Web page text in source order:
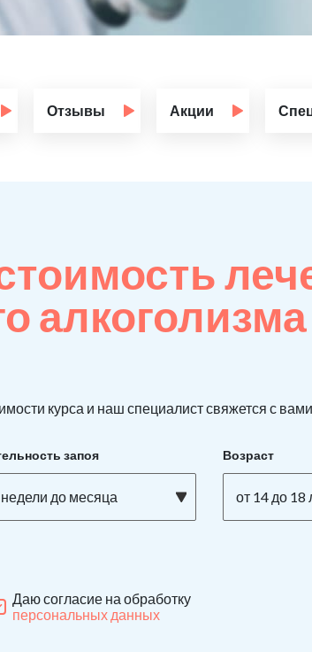
Отзывы Акции
алкоголизма
курса и наш специалист свяжется с
запоя
недели до месяца
Возраст
от 14 до 18
Даю согласие на обработку
персональных данных